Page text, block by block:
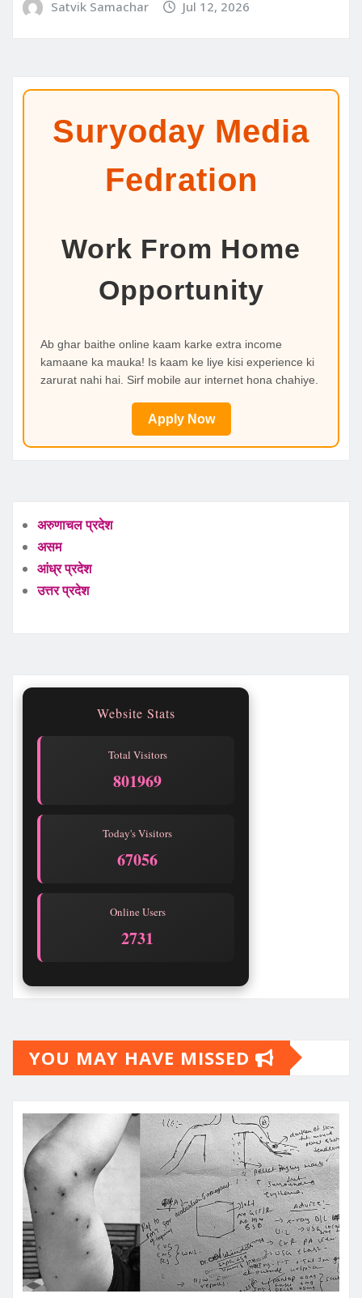
Satvik Samachar Jul 12, 2026
Suryoday Media
Fedration
Work From Home
Opportunity
Ab ghar baithe online kaam karke extra income
kamaane ka mauka! Is kaam ke liye kisi experience ki
zarurat nahi hai. Sirf mobile aur internet hona chahiye.
Apply Now
अरुणाचल प्रदेश
असम
आंध्र प्रदेश
उत्तर प्रदेश
Website Stats
Total Visitors
801969
Today's Visitors
67056
Online Users
2731
YOU MAY HAVE MISSED